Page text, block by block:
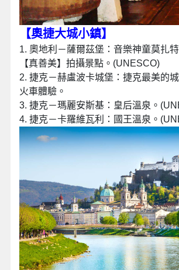
【奧捷大城小鎮】
1. 奧地利－薩爾茲堡：音樂神童莫扎
【真善美】拍攝景點。(UNESCO)
2. 捷克－赫盧波卡城堡：捷克最美的
火車體驗。
3. 捷克－瑪麗安斯基：皇后溫泉。
4. 捷克－卡羅維瓦利：國王溫泉。